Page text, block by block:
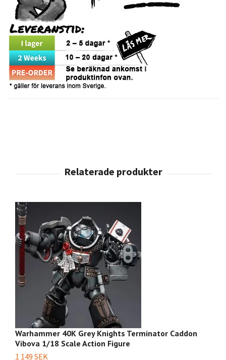
Warhammer 40K Grey Knights Terminator Caddon
Vibova 1/18 Scale Action Figure
1 149 SEK